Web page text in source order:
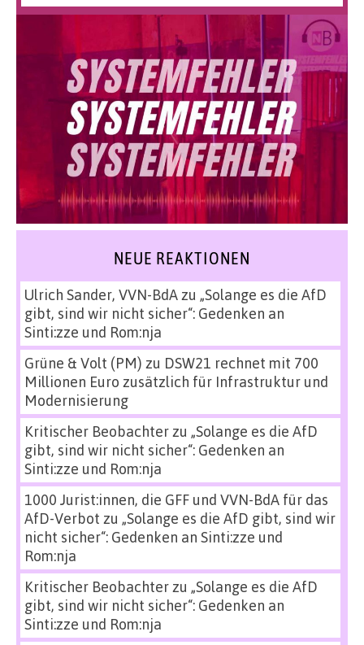
NEUE REAKTIONEN
Ulrich Sander, VVN-BdAzu „Solange es die AfD
gibt, sind wir nicht sicher“: Gedenken an
Sinti:zze und Rom:nja
Grüne & Volt (PM) zu DSW21 rechnet mit 700
Millionen Euro zusätzlich für Infrastruktur und
Modernisierung
Kritischer Beobachterzu „Solange es die AfD
gibt, sind wir nicht sicher“: Gedenken an
Sinti:zze und Rom:nja
1000 Jurist:innen, die GFF und VVN-BdA für das
AfD-Verbot zu „Solange es die AfD gibt, sind wir
nicht sicher“: Gedenken an Sinti:zze und
Rom:nja
Kritischer Beobachterzu „Solange es die AfD
gibt, sind wir nicht sicher“: Gedenken an
Sinti:zze und Rom:nja